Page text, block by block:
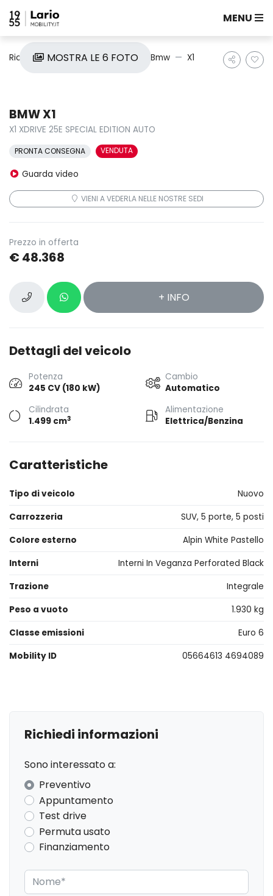
MENU
Ricerca auto Nuove e Km0 Bmw X1
MOSTRA LE 6 FOTO
BMW X1
X1 XDRIVE 25E SPECIAL EDITION AUTO
PRONTA CONSEGNA VENDUTA
Guarda video
VIENI A VEDERLA NELLE NOSTRE SEDI
Prezzo in offerta
€ 48.368
+ INFO
Dettagli del veicolo
Potenza
245 CV (180 kW)
Cambio
Automatico
Cilindrata
1.499 cm3
Alimentazione
Elettrica/Benzina
Caratteristiche
Tipo di veicolo
Nuovo
Carrozzeria
SUV, 5 porte, 5 posti
Colore esterno
Alpin White Pastello
Interni
Interni In Veganza Perforated Black
Trazione
Integrale
Peso a vuoto
1.930 kg
Classe emissioni
Euro 6
Mobility ID
05664613 4694089
Richiedi informazioni
Sono interessato a:
Preventivo
Appuntamento
Test drive
Permuta usato
Finanziamento